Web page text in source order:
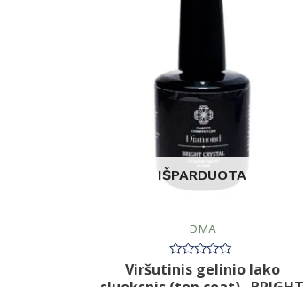
IŠPARDUOTA
DMA
Įvertinimas:
0
Viršutinis gelinio lako